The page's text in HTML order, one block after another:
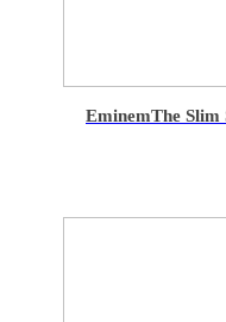
EminemThe Slim